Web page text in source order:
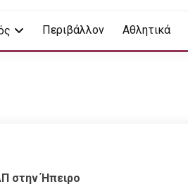
Περιβάλλον Αθλητικά
στην Ήπειρο